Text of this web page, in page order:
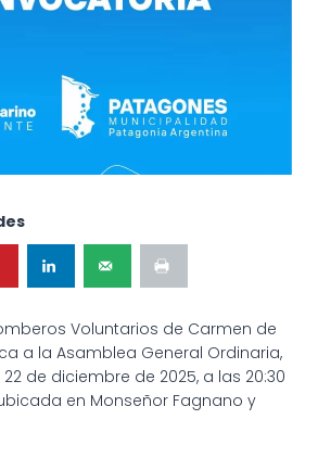
Voluntarios de Carmen de
a la Asamblea General Ordinaria,
de diciembre de 2025, a las 20:30
en Monseñor Fagnano y